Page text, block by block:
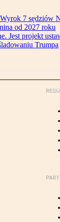
7 sędziów
od 2027 roku
Jest projekt
Trumpa